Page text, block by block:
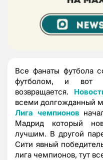
Все фанаты футбола
футболом, и вот
возвращается.
всеми долгожданный
Лига чемпионов
Мадрид который
лучшим. В другой
Сити явный
лига чемпионов, тут